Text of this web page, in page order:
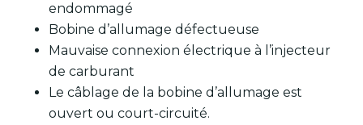
endommagé
Bobine d’allumage défectueuse
Mauvaise connexion électrique à l’injecteur
de carburant
Le câblage de la bobine d’allumage est
ouvert ou court-circuité.